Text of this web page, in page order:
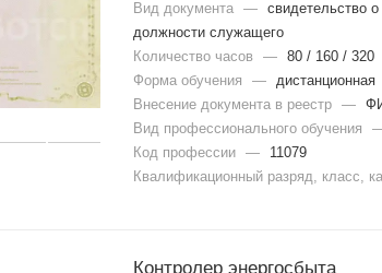
Вид документа — свидетельство
должности служащего
Количество часов
— 80 / 160 / 320
Форма обучения
— дистанционная
Внесение документа в реестр —
Вид профессионального обучения
Код профессии —
11079
Квалификационный разряд, класс,
Контролер энергосбыта